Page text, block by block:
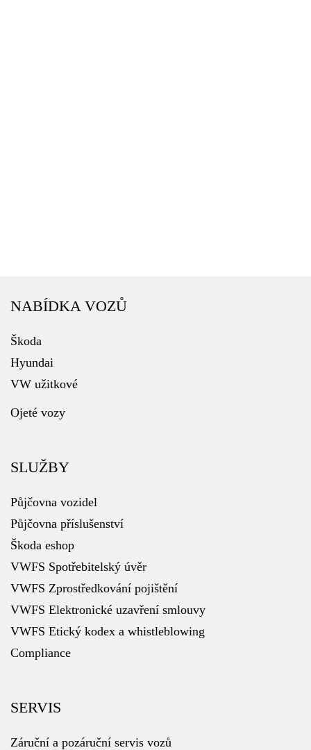
NABÍDKA VOZŮ
Škoda
Hyundai
VW užitkové
Ojeté vozy
SLUŽBY
Půjčovna vozidel
Půjčovna příslušenství
Škoda eshop
VWFS Spotřebitelský úvěr
VWFS Zprostředkování pojištění
VWFS Elektronické uzavření smlouvy
VWFS Etický kodex a whistleblowing
Compliance
SERVIS
Záruční a pozáruční servis vozů